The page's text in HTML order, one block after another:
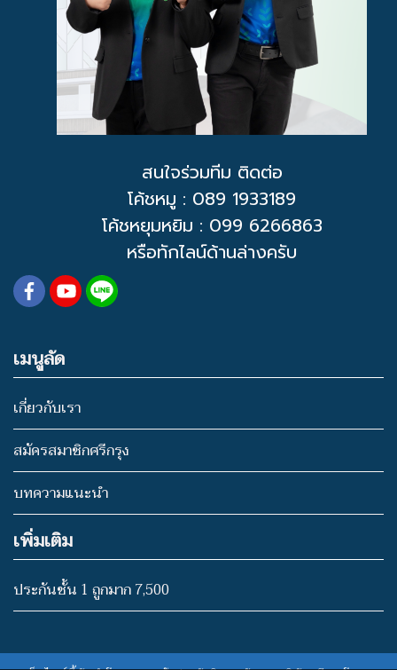
สนใจร่วมทีม ติดต่อ
โค้ชหมู : 089 1933189
โค้ชหยุมหยิม : 099 6266863
หรือทักไลน์ด้านล่างครับ
เมนูลัด
เกี่ยวกับเรา
สมัครสมาชิกศรีกรุง
บทความแนะนำ
เพิ่มเติม
ประกันชั้น 1 ถูกมาก 7,500